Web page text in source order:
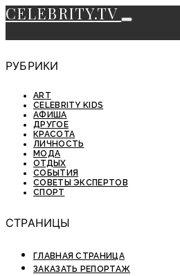
CELEBRITY.TV
РУБРИКИ
ART
CELEBRITY KIDS
АФИША
ДРУГОЕ
КРАСОТА
ЛИЧНОСТЬ
МОДА
ОТДЫХ
СОБЫТИЯ
СОВЕТЫ ЭКСПЕРТОВ
СПОРТ
СТРАНИЦЫ
ГЛАВНАЯ СТРАНИЦА
ЗАКАЗАТЬ РЕПОРТАЖ